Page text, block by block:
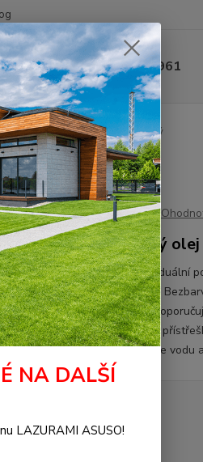
+420 377 441 961
olej 2,5 l, Teak bezbarvý
bezbarvý
007 Terasový
Vyvinuté pro individuální
jehličnatého dřeva!
venku.Zvláště se
nábytek a dřevěné
který poté odpuzuje vodu
Měrná cena
NA DALŠÍ
LAZURAMI ASUSO!